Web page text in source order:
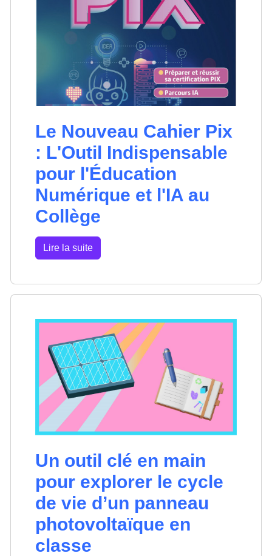
Le Nouveau Cahier Pix
: L'Outil Indispensable
pour l'Éducation
Numérique et l'IA au
Collège
Lire la suite
Un outil clé en main
pour explorer le cycle
de vie d’un panneau
photovoltaïque en
classe